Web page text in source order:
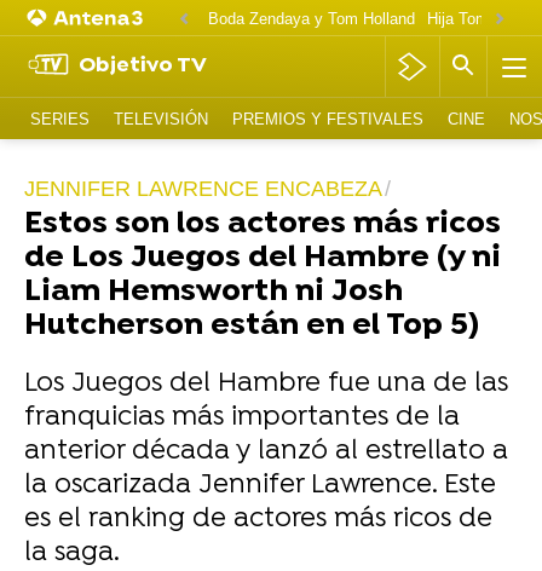
Boda Zendaya y Tom Holland Hija Tom
Objetivo TV
SERIES TELEVISIÓN PREMIOS Y FESTIVALES CINE
JENNIFER LAWRENCE ENCABEZA
Estos son los actores más ricos
de Los Juegos del Hambre (y ni
Liam Hemsworth ni Josh
Hutcherson están en el Top 5)
Los Juegos del Hambre fue una de las
franquicias más importantes de la
anterior década y lanzó al estrellato a
la oscarizada Jennifer Lawrence. Este
es el ranking de actores más ricos de
la saga.